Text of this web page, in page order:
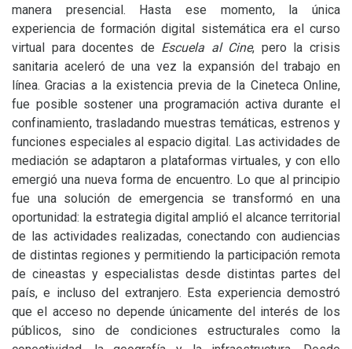
manera presencial. Hasta ese momento, la única
experiencia de formación digital sistemática era el curso
virtual para docentes de Escuela al Cine, pero la crisis
sanitaria aceleró de una vez la expansión del trabajo en
línea. Gracias a la existencia previa de la Cineteca Online,
fue posible sostener una programación activa durante el
confinamiento, trasladando muestras temáticas, estrenos y
funciones especiales al espacio digital. Las actividades de
mediación se adaptaron a plataformas virtuales, y con ello
emergió una nueva forma de encuentro. Lo que al principio
fue una solución de emergencia se transformó en una
oportunidad: la estrategia digital amplió el alcance territorial
de las actividades realizadas, conectando con audiencias
de distintas regiones y permitiendo la participación remota
de cineastas y especialistas desde distintas partes del
país, e incluso del extranjero. Esta experiencia demostró
que el acceso no depende únicamente del interés de los
públicos, sino de condiciones estructurales como la